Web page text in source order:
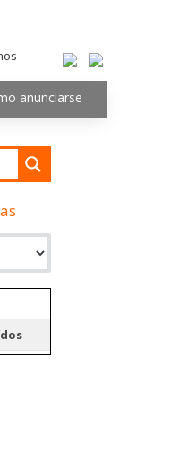
anunciarse